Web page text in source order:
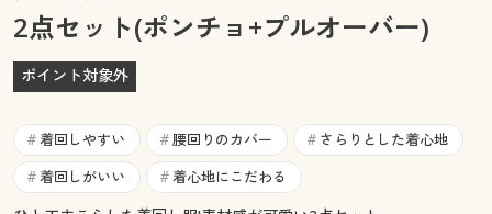
閲覧履歴
お気に入り
サポート
ご利用ガイド
2点セット(ポンチョ+プルオーバー)
ポイント対象外
# 着回しやすい # 腰回りのカバー # さらりとした着心地
# 着回しがいい # 着心地にこだわる